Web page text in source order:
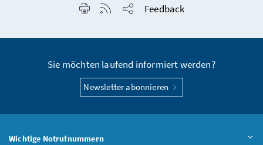
Seite drucken
RSS-Feed anzeigen
Feedback
Sie möchten laufend informiert werden?
Newsletter abonnieren
Wichtige Notrufnummern